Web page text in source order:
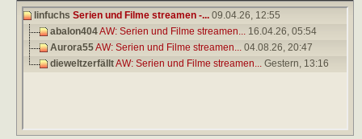
linfuchs Serien und Filme streamen -... 09.04.26, 12:55
abalon404AW: Serien und Filme streamen... 16.04.26, 05:54
Aurora55AW: Serien und Filme streamen... 04.08.26, 20:47
dieweltzerfälltAW: Serien und Filme streamen... Gestern, 13:16